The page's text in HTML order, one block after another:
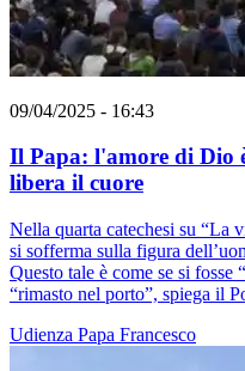
09/04/2025 - 16:43
Il Papa: l'amore di Dio
libera il cuore
Nella quarta catechesi su “La
si sofferma sulla figura
Questo tale è come se si fosse
“rimasto nel porto”, spiega il
Udienza Papa Francesco